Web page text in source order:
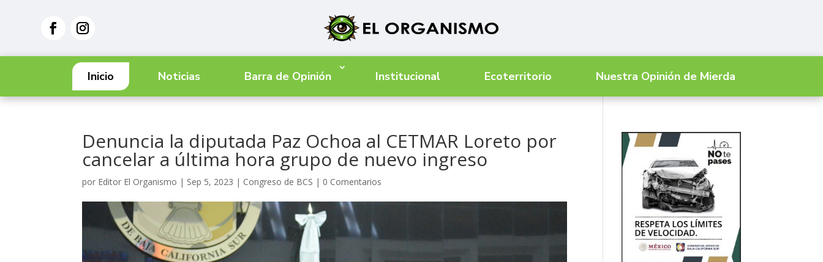
Inicio Noticias Barra de Opinión Institucional Ecoterritorio Nuestra Opinión de Mierda
Denuncia la diputada Paz Ochoa al CETMAR Loreto por
cancelar a última hora grupo de nuevo ingreso
por Editor El Organismo | Sep 5, 2023 | Congreso de BCS | 0 Comentarios